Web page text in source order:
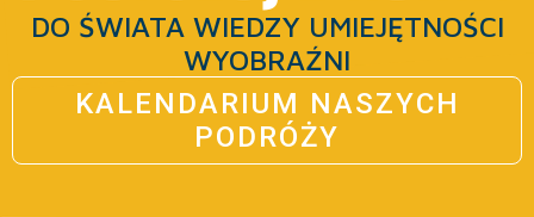
DO ŚWIATA WIEDZY UMIEJĘTNOŚCI
WYOBRAŹNI
KALENDARIUM NASZYCH
PODRÓŻY